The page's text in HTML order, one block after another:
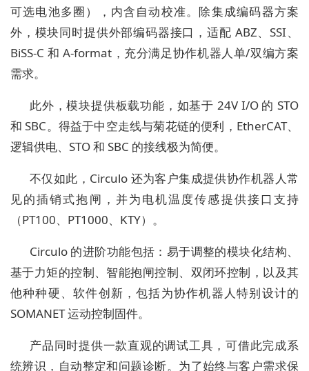
可选电池多圈），内含自动校准。除集成编码器方案
外，模块同时提供外部编码器接口，适配 ABZ、SSI、
BiSS-C 和 A-format，充分满足协作机器人单/双编方案
需求。
此外，模块提供板载功能，如基于 24V I/O 的 STO
和 SBC。得益于中空走线与菊花链的便利，EtherCAT、
逻辑供电、STO 和 SBC 的接线极为简便。
不仅如此，Circulo 还为客户集成提供协作机器人常
见的插销式抱闸，并为电机温度传感提供接口支持
（PT100、PT1000、KTY）。
Circulo 的进阶功能包括：易于调整的模块化结构、
基于力矩的控制、智能抱闸控制、双闭环控制，以及其
他种种硬、软件创新，包括为协作机器人特别设计的
SOMANET 运动控制固件。
产品同时提供一款直观的调试工具，可借此完成系
统辨识，自动整定和问题诊断。为了始终与客户需求保